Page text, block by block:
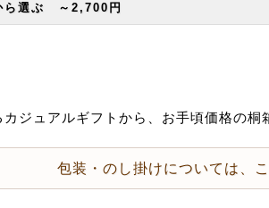
ら選ぶ ～2,700円
ジュアルギフトから、お手頃価格の桐
包装・のし掛けについては、